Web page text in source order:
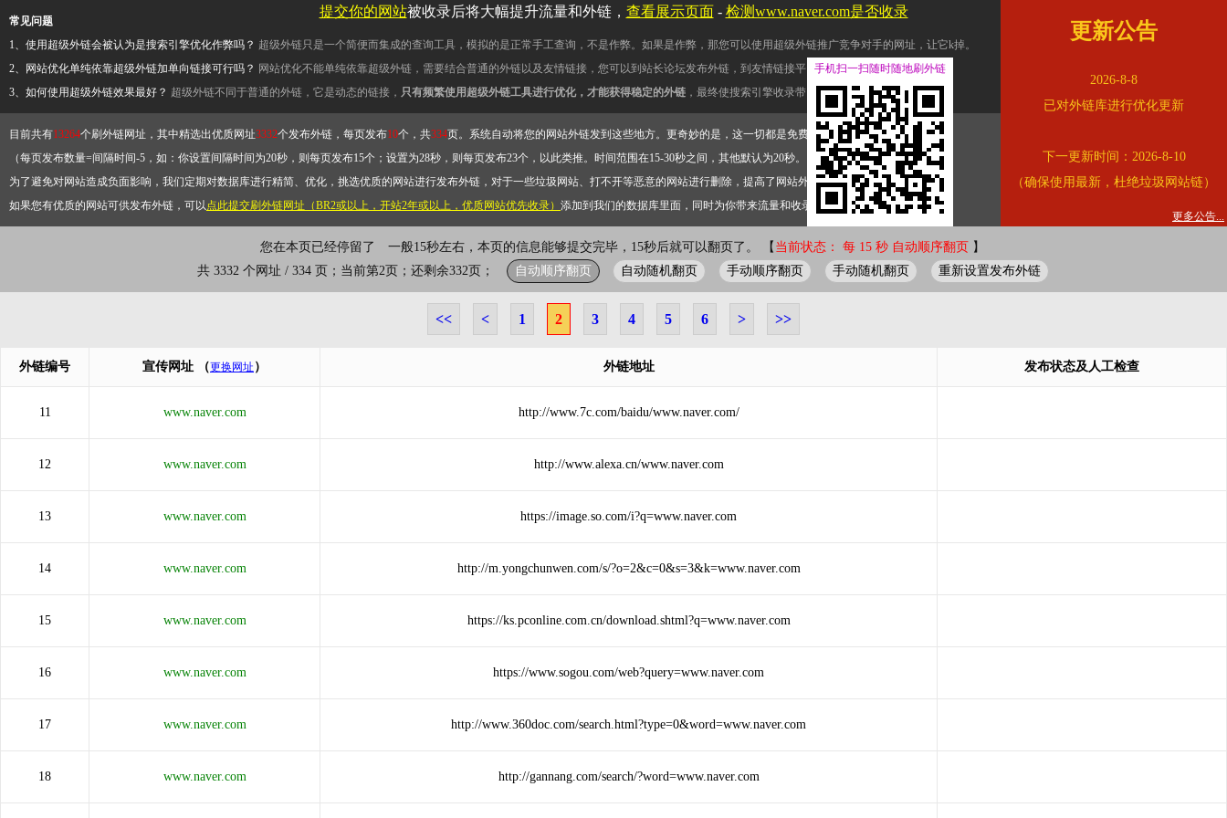
常见问题
1、使用超级外链会被认为是搜索引擎优化作弊吗？ 超级外链只是一个简便而集成的查询工具，模拟的是正常手工查询，不是作弊。如果是作弊，那您可以使用超级外链推广竞争对手的网址，让它k掉。
2、网站优化单纯依靠超级外链加单向链接可行吗？ 网站优化不能单纯依靠超级外链，需要结合普通的外链以及友情链接，您可以到站长论坛发布外链，到友情链接平台交换友情链接。
3、如何使用超级外链效果最好？ 超级外链不同于普通的外链，它是动态的链接， 只有频繁使用超级外链工具进行优化，才能获得稳定的外链 ，最终使搜索引擎收录带网址的查询页面。
目前共有13264个刷外链网址，其中精选出优质网址3332个发布外链，每页发布10个，共334页。系统自动将您的网站外链发到这些地方。更奇妙的是，这一切都是免费的。
（每页发布数量=间隔时间-5，如：你设置间隔时间为20秒，则每页发布15个；设置为28秒，则每页发布23个，以此类推。时间范围在15-30秒之间，其他默认为20秒。）
为了避免对网站造成负面影响，我们定期对数据库进行精简、优化，挑选优质的网站进行发布外链，对于一些垃圾网站、打不开等恶意的网站进行删除，提高了网站外链的质量。
如果您有优质的网站可供发布外链，可以点此提交刷外链网址（BR2或以上，开站2年或以上，优质网站优先收录） 添加到我们的数据库里面，同时为你带来流量和收录。 错误外链纠正
您在本页已经停留了 一般15秒左右，本页的信息能够提交完毕，15秒后就可以翻页了。 【 当前状态： 每 15 秒 自动顺序翻页 】
共 3332 个网址 / 334 页；当前第2页；还剩余332页；
自动顺序翻页 自动随机翻页 手动顺序翻页 手动随机翻页 重新设置发布外链
<< < 1 2 3 4 5 6 > >>
外链编号 宣传网址 （更换网址 ） 外链地址 发布状态及人工检查
11 www.naver.com http://www.7c.com/baidu/www.naver.com/
12 www.naver.com http://www.alexa.cn/www.naver.com
13 www.naver.com https://image.so.com/i?q=www.naver.com
14 www.naver.com http://m.yongchunwen.com/s/?o=2&c=0&s=3&k=www.naver.com
15 www.naver.com https://ks.pconline.com.cn/download.shtml?q=www.naver.com
16 www.naver.com https://www.sogou.com/web?query=www.naver.com
17 www.naver.com http://www.360doc.com/search.html?type=0&word=www.naver.com
18 www.naver.com http://gannang.com/search/?word=www.naver.com
提交你的网站被收录后将大幅提升流量和外链， 查看展示页面- 检测www.naver.com是否收录
更新公告
2026-8-8
已对外链库进行优化更新
下一更新时间：2026-8-10
（确保使用最新，杜绝垃圾网站链）
更多公告...
手机扫一扫随时随地刷外链